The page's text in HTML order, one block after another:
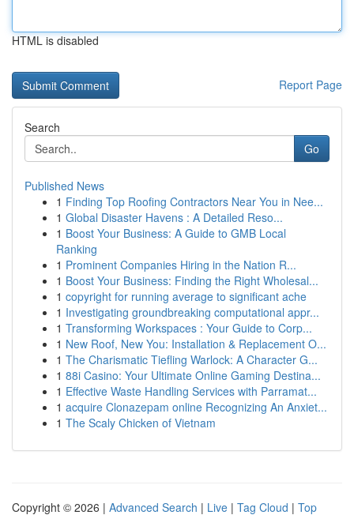
HTML is disabled
Report Page
Search
Go
Published News
1 Finding Top Roofing Contractors Near You in Nee...
1 Global Disaster Havens : A Detailed Reso...
1 Boost Your Business: A Guide to GMB Local
Ranking
1 Prominent Companies Hiring in the Nation R...
1 Boost Your Business: Finding the Right Wholesal...
1 copyright for running average to significant ache
1 Investigating groundbreaking computational appr...
1 Transforming Workspaces : Your Guide to Corp...
1 New Roof, New You: Installation & Replacement O...
1 The Charismatic Tiefling Warlock: A Character G...
1 88i Casino: Your Ultimate Online Gaming Destina...
1 Effective Waste Handling Services with Parramat...
1 acquire Clonazepam online Recognizing An Anxiet...
1 The Scaly Chicken of Vietnam
Copyright © 2026 | Advanced Search | Live | Tag Cloud | Top